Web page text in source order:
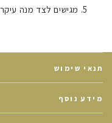
מגישים לצד מנה
תנאי שימוש
מידע נוסף